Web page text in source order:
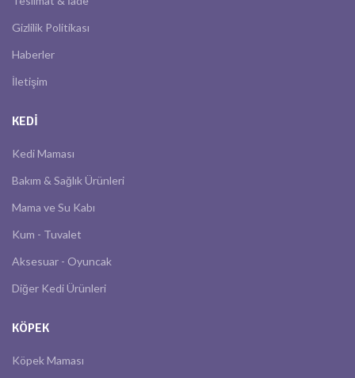
Gizlilik Politikası
Haberler
İletişim
KEDI
Kedi Maması
Bakım & Sağlık Ürünleri
Mama ve Su Kabı
Kum - Tuvalet
Aksesuar - Oyuncak
Diğer Kedi Ürünleri
KÖPEK
Köpek Maması